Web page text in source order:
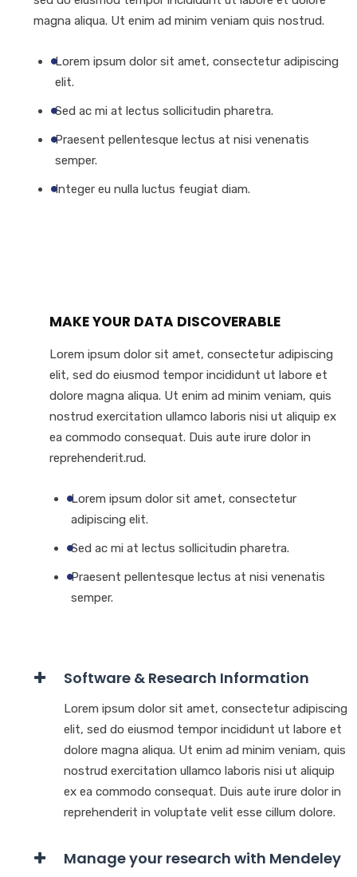
magna aliqua. Ut enim ad minim veniam quis nostrud.
Lorem ipsum dolor sit amet, consectetur adipiscing
elit.
Sed ac mi at lectus sollicitudin pharetra.
Praesent pellentesque lectus at nisi venenatis
semper.
Integer eu nulla luctus feugiat diam.
MAKE YOUR DATA DISCOVERABLE
Lorem ipsum dolor sit amet, consectetur adipiscing
elit, sed do eiusmod tempor incididunt ut labore et
dolore magna aliqua. Ut enim ad minim veniam, quis
nostrud exercitation ullamco laboris nisi ut aliquip ex
ea commodo consequat. Duis aute irure dolor in
reprehenderit.rud.
Lorem ipsum dolor sit amet, consectetur
adipiscing elit.
Sed ac mi at lectus sollicitudin pharetra.
Praesent pellentesque lectus at nisi venenatis
semper.
Software & Research Information
Lorem ipsum dolor sit amet, consectetur adipiscing
elit, sed do eiusmod tempor incididunt ut labore et
dolore magna aliqua. Ut enim ad minim veniam, quis
nostrud exercitation ullamco laboris nisi ut aliquip
ex ea commodo consequat. Duis aute irure dolor in
reprehenderit in voluptate velit esse cillum dolore.
Manage your research with Mendeley